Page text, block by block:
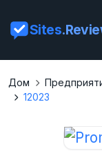
Sites
Дом
12023